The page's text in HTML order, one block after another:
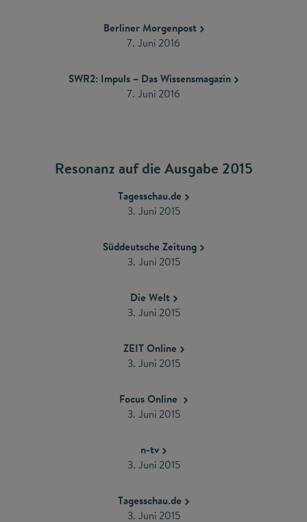
Berliner Morgenpost
​7. Juni 2016
SWR2: Impuls – Das Wissensmagazin
7. Juni 2016
Resonanz auf die Ausgabe 2015
Tagesschau.de
3. Juni 2015
Süddeutsche Zeitung
3. Juni 2015
Die Welt
3. Juni 2015
ZEIT Online
3. Juni 2015
Focus Online
3. Juni 2015
n-tv
3. Juni 2015
Tagesschau.de
3. Juni 2015